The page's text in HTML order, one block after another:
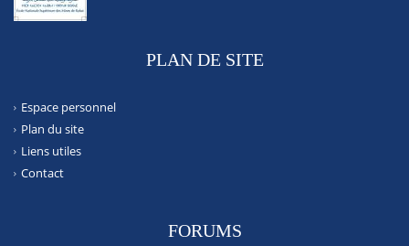
PLAN DE SITE
Espace personnel
Plan du site
Liens utiles
Contact
FORUMS